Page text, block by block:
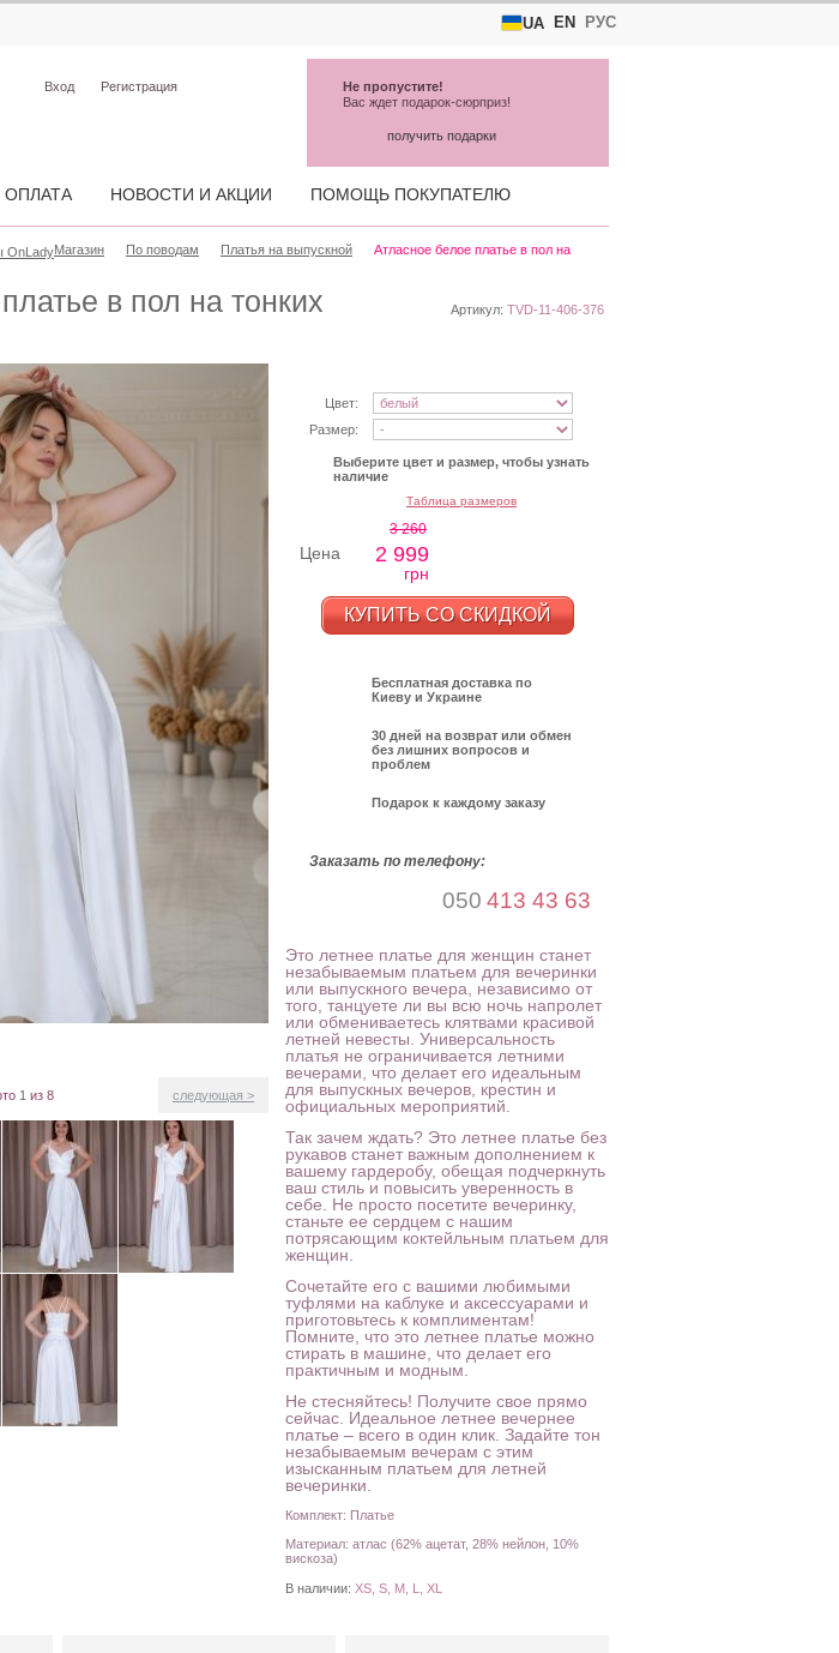
UA EN РУС
в пол на тонких
Артикул: TVD-11-406-376
Цвет:
Размер:
Выберите цвет и размер, чтобы узнать
наличие
Таблица размеров
Цена
3 260
2 999
грн
КУПИТЬ СО СКИДКОЙ
Бесплатная доставка по
Киеву и Украине
30 дней на возврат или обмен
без лишних вопросов и
проблем
Подарок к каждому заказу
Заказать по телефону:
050 413 43 63
Это летнее платье для женщин станет
незабываемым платьем для вечеринки
или выпускного вечера, независимо от
того, танцуете ли вы всю ночь напролет
или обмениваетесь клятвами красивой
летней невесты. Универсальность
платья не ограничивается летними
вечерами, что делает его идеальным
для выпускных вечеров, крестин и
официальных мероприятий.
Так зачем ждать? Это летнее платье без
рукавов станет важным дополнением к
вашему гардеробу, обещая подчеркнуть
ваш стиль и повысить уверенность в
себе. Не просто посетите вечеринку,
станьте ее сердцем с нашим
потрясающим коктейльным платьем для
женщин.
Сочетайте его с вашими любимыми
туфлями на каблуке и аксессуарами и
приготовьтесь к комплиментам!
Помните, что это летнее платье можно
стирать в машине, что делает его
практичным и модным.
Не стесняйтесь! Получите свое прямо
сейчас. Идеальное летнее вечернее
платье – всего в один клик. Задайте тон
незабываемым вечерам с этим
изысканным платьем для летней
вечеринки.
Комплект: Платье
Материал: атлас (62% ацетат, 28% нейлон, 10%
вискоза)
В наличии: XS, S, M, L, XL
1 из 8 следующая >
Магазин По поводам Платья на выпускной
Атласное белое платье в пол на
Вход Регистрация
ОПЛАТА НОВОСТИ И АКЦИИ ПОМОЩЬ ПОКУПАТЕЛЮ
Не пропустите!
Вас ждет подарок-сюрприз!
получить подарки